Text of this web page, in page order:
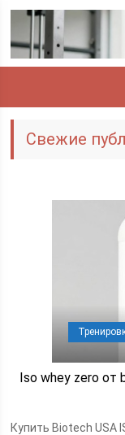
Свежие
Iso whey zero от
Купить Biotech USA